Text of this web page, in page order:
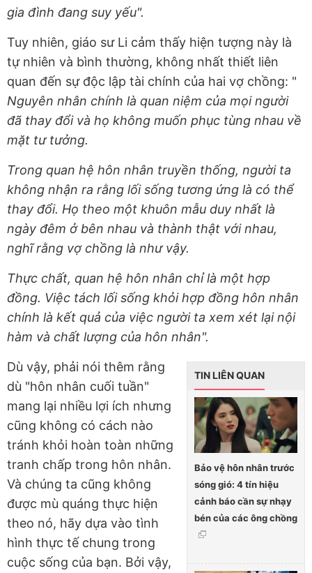
gia đình đang suy yếu".
Tuy nhiên, giáo sư Li cảm thấy hiện tượng này là
tự nhiên và bình thường, không nhất thiết liên
quan đến sự độc lập tài chính của hai vợ chồng: "
Nguyên nhân chính là quan niệm của mọi người
đã thay đổi và họ không muốn phục tùng nhau về
mặt tư tưởng.
Trong quan hệ hôn nhân truyền thống, người ta
không nhận ra rằng lối sống tương ứng là có thể
thay đổi. Họ theo một khuôn mẫu duy nhất là
ngày đêm ở bên nhau và thành thật với nhau,
nghĩ rằng vợ chồng là như vậy.
Thực chất, quan hệ hôn nhân chỉ là một hợp
đồng. Việc tách lối sống khỏi hợp đồng hôn nhân
chính là kết quả của việc người ta xem xét lại nội
hàm và chất lượng của hôn nhân".
TIN LIÊN QUAN
Bảo vệ hôn nhân trước
sóng gió: 4 tín hiệu
cảnh báo cần sự nhạy
bén của các ông chồng
Dù vậy, phải nói thêm rằng
dù "hôn nhân cuối tuần"
mang lại nhiều lợi ích nhưng
cũng không có cách nào
tránh khỏi hoàn toàn những
tranh chấp trong hôn nhân.
Và chúng ta cũng không
được mù quáng thực hiện
theo nó, hãy dựa vào tình
hình thực tế chung trong
cuộc sống của bạn. Bởi vậy,